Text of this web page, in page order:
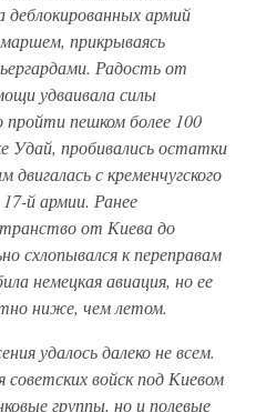
деблокированных армий
прикрываясь
Радость от
удваивала силы
пешком более 100
Удай, пробивались остатки
с кременчугского
й армии. Ранее
от Киева до
схлопывался к переправам
немецкая авиация, но ее
ниже, чем летом.
удалось далеко не всем.
войск под Киевом
группы, но и полевые